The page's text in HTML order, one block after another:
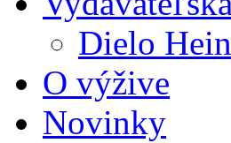
Dielo
O výžive
Novinky